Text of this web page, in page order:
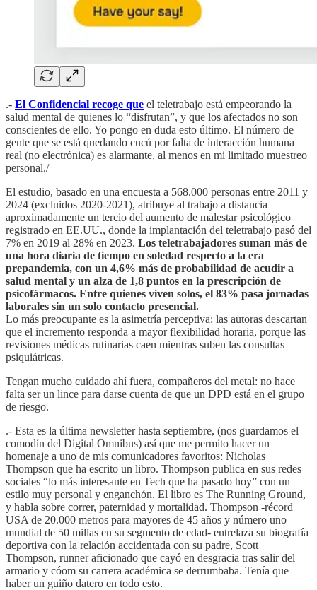
.- El Confidencial recoge que el teletrabajo está empeorando la
salud mental de quienes lo “disfrutan”, y que los afectados no son
conscientes de ello. Yo pongo en duda esto último. El número de
gente que se está quedando cucú por falta de interacción humana
real (no electrónica) es alarmante, al menos en mi limitado muestreo
personal./
El estudio, basado en una encuesta a 568.000 personas entre 2011 y
2024 (excluidos 2020-2021), atribuye al trabajo a distancia
aproximadamente un tercio del aumento de malestar psicológico
registrado en EE.UU., donde la implantación del teletrabajo pasó del
7% en 2019 al 28% en 2023. Los teletrabajadores suman más de
una hora diaria de tiempo en soledad respecto a la era
prepandemia, con un 4,6% más de probabilidad de acudir a
salud mental y un alza de 1,8 puntos en la prescripción de
psicofármacos. Entre quienes viven solos, el 83% pasa jornadas
laborales sin un solo contacto presencial.
Lo más preocupante es la asimetría perceptiva: las autoras descartan
que el incremento responda a mayor flexibilidad horaria, porque las
revisiones médicas rutinarias caen mientras suben las consultas
psiquiátricas.
Tengan mucho cuidado ahí fuera, compañeros del metal: no hace
falta ser un lince para darse cuenta de que un DPD está en el grupo
de riesgo.
.- Esta es la última newsletter hasta septiembre, (nos guardamos el
comodín del Digital Omnibus) así que me permito hacer un
homenaje a uno de mis comunicadores favoritos: Nicholas
Thompson que ha escrito un libro. Thompson publica en sus redes
sociales “lo más interesante en Tech que ha pasado hoy” con un
estilo muy personal y enganchón. El libro es The Running Ground,
y habla sobre correr, paternidad y mortalidad. Thompson -récord
USA de 20.000 metros para mayores de 45 años y número uno
mundial de 50 millas en su segmento de edad- entrelaza su biografía
deportiva con la relación accidentada con su padre, Scott
Thompson, runner aficionado que cayó en desgracia tras salir del
armario y cóom su carrera académica se derrumbaba. Tenía que
haber un guiño datero en todo esto.